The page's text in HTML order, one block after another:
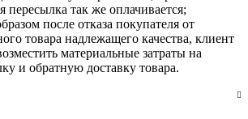
пересылка так же оплачивается;
после отказа покупателя от
товара надлежащего качества, клиент
материальные затраты на
и обратную доставку товара.